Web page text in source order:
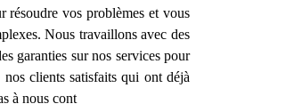
résoudre vos problèmes et vous
Nous travaillons avec des
garanties sur nos services pour
clients satisfaits qui ont déjà
à nous cont